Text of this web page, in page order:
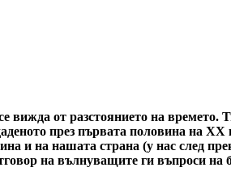
вижда от разстоянието на
през първата половина на
и на нашата страна (у нас след
на вълнуващите ги въпроси на